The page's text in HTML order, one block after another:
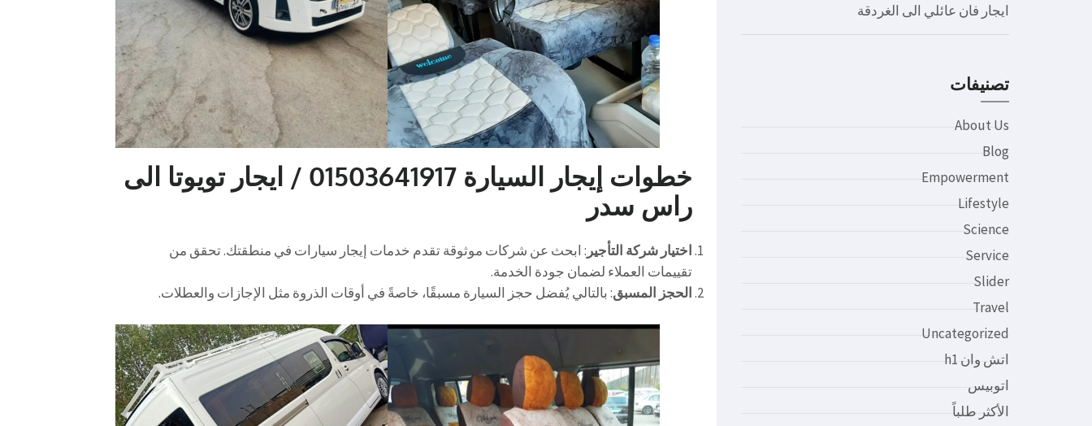
خطوات إيجار السيارة 01503641917 / ايجار تويوتا الى
راس سدر
اختيار شركة التأجير : ابحث عن شركات موثوقة تقدم خدمات إيجار سيارات في منطقتك. تحقق من
تقييمات العملاء لضمان جودة الخدمة.
الحجز المسبق: بالتالي يُفضل حجز السيارة مسبقًا، خاصةً في أوقات الذروة مثل الإجازات والعطلات.
ايجار فان عائلي الى الغردقة
تصنيفات
About Us
Blog
Empowerment
Lifestyle
Science
Service
Slider
Travel
Uncategorized
اتش وان h1
اتوبيس
الأكثر طلباً